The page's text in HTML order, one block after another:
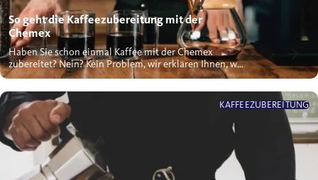
So geht die Kaffeezubereitung mit der
Chemex
Haben Sie schon einmal Kaffee mit der Chemex
zubereitet? Nein? Kein Problem, wir erklären Ihnen, wie
Sie mit der...
KAFFEEZUBEREITUNG